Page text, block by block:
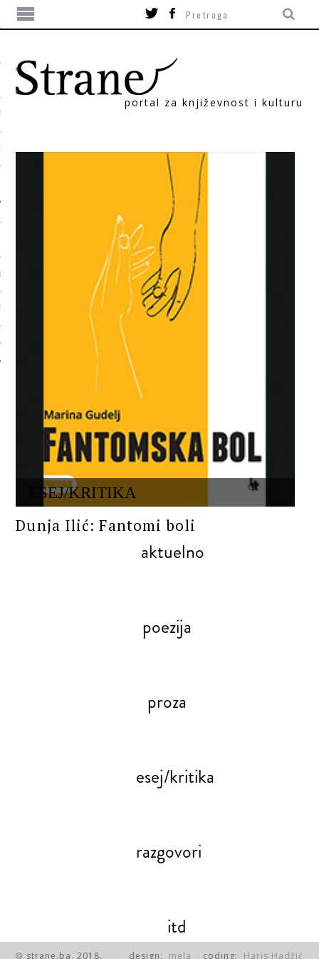
portal za književnost i kulturu
ESEJ/KRITIKA
Dunja Ilić: Fantomi boli
aktuelno
poezija
proza
esej/kritika
razgovori
itd
© strane.ba, 2018. design: mela coding: Haris Hadžić